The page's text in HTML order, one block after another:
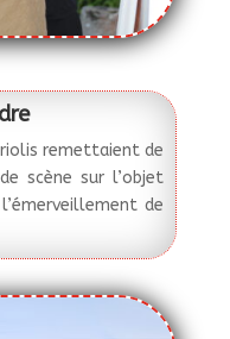
remettaient de
scène sur l’objet
de